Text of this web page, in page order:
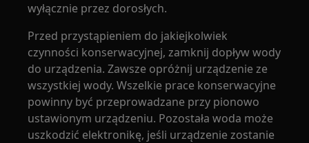
wyłącznie przez dorosłych.
Przed przystąpieniem do jakiejkolwiek
czynności konserwacyjnej, zamknij dopływ wody
do urządzenia. Zawsze opróżnij urządzenie ze
wszystkiej wody. Wszelkie prace konserwacyjne
powinny być przeprowadzane przy pionowo
ustawionym urządzeniu. Pozostała woda może
uszkodzić elektronikę, jeśli urządzenie zostanie